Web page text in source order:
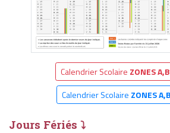
Calendrier Scolaire ZONES
Calendrier Scolaire ZONES
Jours Fériés ⤵